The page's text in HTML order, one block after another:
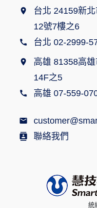
台北 24159新
12號7樓之6
台北 02-2999-
高雄 81358高
14F之5
高雄 07-559-
聯絡我們
統